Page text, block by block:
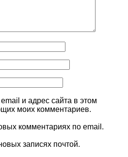
и адрес сайта в этом
моих комментариев.
комментариях по email.
записях почтой.